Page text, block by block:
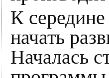
К середине
начать
Началась